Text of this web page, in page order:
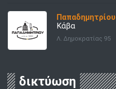
Παπαδημητρίου
Κάβα
Λ. Δημοκρατίας 95
δικτύωση